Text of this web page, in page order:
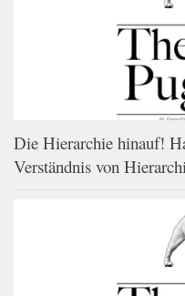
Die Hierarchie hinauf!
Verständnis von